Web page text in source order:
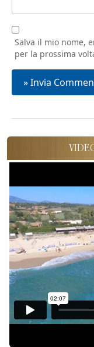
Salva il mio nome,
per la prossima